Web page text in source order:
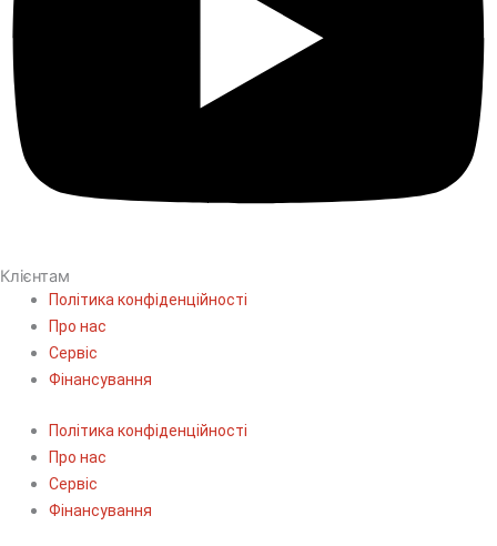
Клієнтам
Політика конфіденційності
Про нас
Сервіс
Фінансування
Політика конфіденційності
Про нас
Сервіс
Фінансування